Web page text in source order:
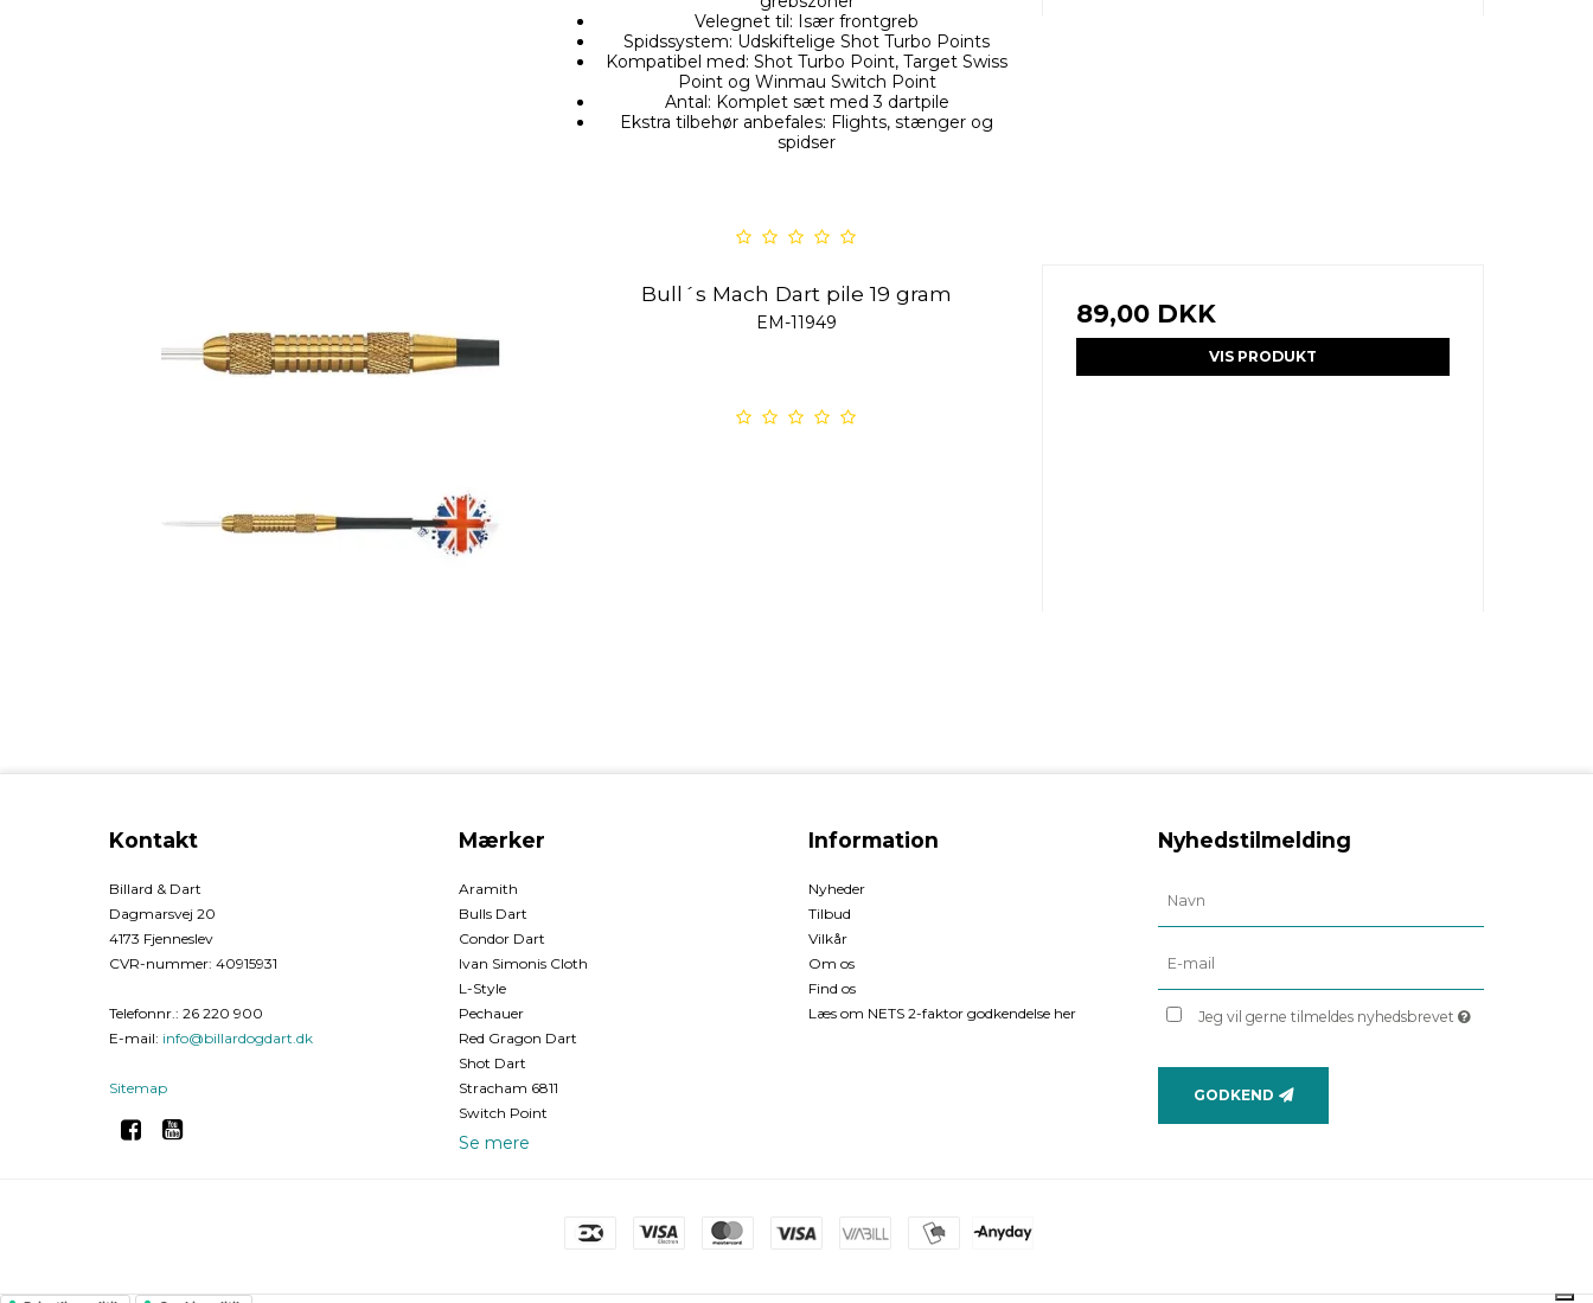
Velegnet til: Især frontgreb
Spidssystem: Udskiftelige Shot Turbo Points
Kompatibel med: Shot Turbo Point, Target Swiss
Point og Winmau Switch Point
Antal: Komplet sæt med 3 dartpile
Ekstra tilbehør anbefales: Flights, stænger og
spidser
Bull´s Mach Dart pile 19 gram
EM-11949 89,00 DKK
VIS PRODUKT
Kontakt
Billard & Dart
Dagmarsvej 20
4173 Fjenneslev
CVR-nummer: 40915931
Telefonnr. : 26 220 900
E-mail: info@billardogdart.dk
Sitemap
Mærker
Aramith
Bulls Dart
Condor Dart
Ivan Simonis Cloth
L-Style
Pechauer
Red Gragon Dart
Shot Dart
Stracham 6811
Switch Point
Se mere
Information
Nyheder
Tilbud
Vilkår
Om os
Find os
Læs om NETS 2-faktor godkendelse her
Nyhedstilmelding
Jeg vil gerne tilmeldes nyhedsbrevet
GODKEND